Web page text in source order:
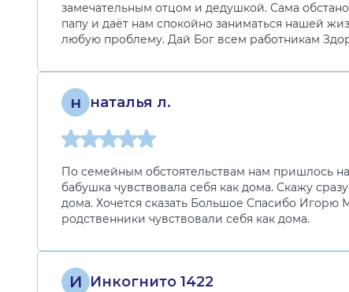
замечательным отцом и дедушкой. Сама
папу и даёт нам спокойно заниматься нашей
любую проблему. Дай Бог всем работникам
н наталья л.
По семейным обстоятельствам нам пришлось
бабушка чувствовала себя как дома. Скажу
дома. Хочется сказать Большое Спасибо
родственники чувствовали себя как дома.
И Инкогнито 1422